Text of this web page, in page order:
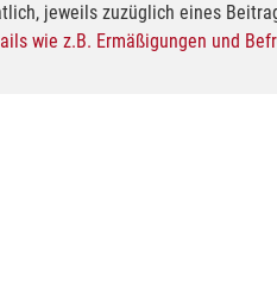
jeweils zuzüglich eines
wie z.B. Ermäßigungen und